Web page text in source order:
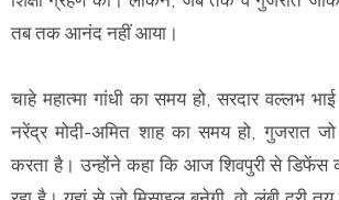
तब तक आनंद नहीं आया।
चाहे महात्मा गांधी का समय हो, सरदार वल्लभ
नरेंद्र मोदी-अमित शाह का समय हो, गुजरात
करता है। उन्होंने कहा कि आज शिवपुरी से डिफेंस